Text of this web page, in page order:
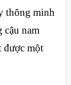
thông minh
cậu nam
được một